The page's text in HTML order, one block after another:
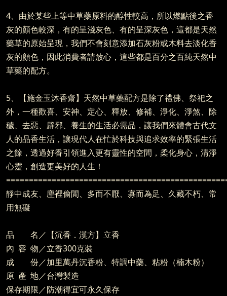
4、由於某些上等中草藥原料的醇性較高，所以燃點後之香
灰的顏色較深，有的呈淺灰色、有的呈深灰色，這都是天然
藥草的原始呈現，我們不會刻意添加石灰粉或木料去淡化香
灰的顏色，因此消費者請放心，這些都是百分之百純天然中
草藥的配方。
5、【施金玉沐香齋】天然中草藥配方是除了禮佛、祭祀之
外，一種歡喜、安神、定心、釋放、修補、淨化、淨煞、除
穢、去惡、辟邪、養生的生活必需品，讓我們來體會古代文
人的品香生活，讓現代人在忙於科技與追求效率的緊張生活
之餘，透過好香引領進入更有靈性的空間，柔化身心，清淨
心靈，創造更美好的人生！
靜中成友、塵裡偷閒、多而不厭、寡而為足、久藏不朽、常
用無礙
品 名／【沉香．漢方】立香
內 容 物／立香300克裝
成 份／加里萬丹沉香粉、特調中藥、粘粉（楠木粉）
原 產 地／台灣製造
保存期限／防潮得宜可永久保存